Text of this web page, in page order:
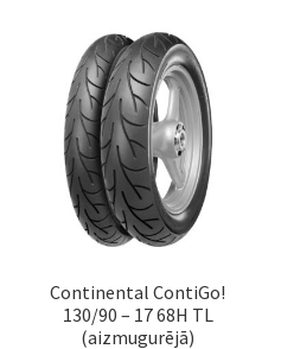
Continental ContiGo!
130/90 – 17 68H TL
(aizmugurējā)